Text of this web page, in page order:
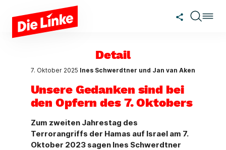
Zum Hauptinhalt springen
Detail
7. Oktober 2025 Ines Schwerdtner und Jan van Aken
Unsere Gedanken sind bei
den Opfern des 7. Oktobers
Zum zweiten Jahrestag des
Terrorangriffs der Hamas auf Israel am 7.
Oktober 2023 sagen Ines Schwerdtner